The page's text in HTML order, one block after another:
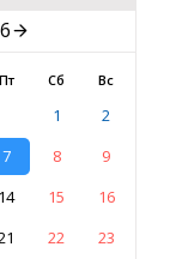
Пт Сб Вс
1
2
7 8
9
14 15
16
22
23